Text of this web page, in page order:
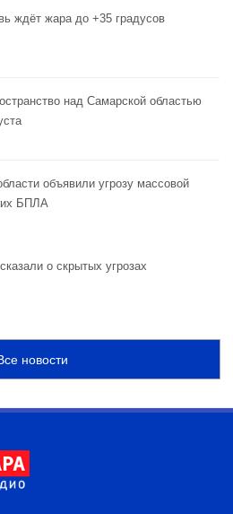
ждёт жара до +35 градусов
над Самарской областью
объявили угрозу массовой
БПЛА
о скрытых угрозах
новости